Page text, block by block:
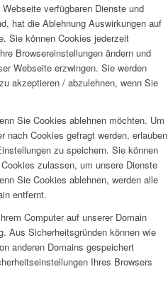
verfügbaren Dienste und
hat die Ablehnung Auswirkungen auf
Sie können Cookies jederzeit
Browsereinstellungen ändern und
Webseite erzwingen. Sie werden
akzeptieren / abzulehnen, wenn Sie
Sie Cookies ablehnen möchten. Um
nach Cookies gefragt werden, erlauben
zu speichern. Sie können
zulassen, um unsere Dienste
Sie Cookies ablehnen, werden alle
entfernt.
Computer auf unserer Domain
Aus Sicherheitsgründen können wie
anderen Domains gespeichert
Ihres Browsers